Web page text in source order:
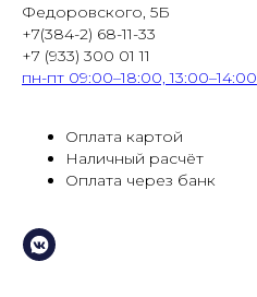
Федоровского, 5Б
+7(384-2) 68-11-33
+7 (933) 300 01 11
пн-пт 09:00–18:00, 13:00–14:00
Оплата картой
Наличный расчёт
Оплата через банк